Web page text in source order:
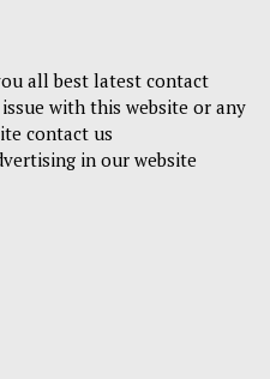
all best latest contact
with this website or any
contact us
in our website